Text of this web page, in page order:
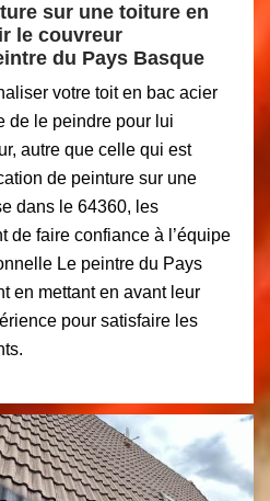
sur une toiture en
le couvreur
du Pays Basque
votre toit en bac acier
de le peindre pour lui
autre que celle qui est
de peinture sur une
dans le 64360, les
de faire confiance à l’équipe
Le peintre du Pays
en mettant en avant leur
pour satisfaire les